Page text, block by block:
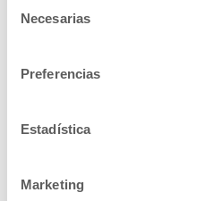
Necesarias
Preferencias
Estadística
Marketing